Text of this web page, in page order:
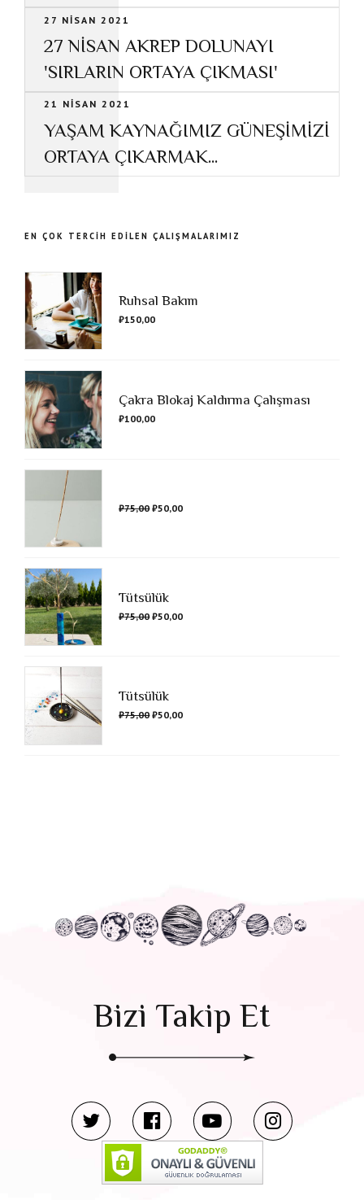
27 NISAN 2021
27 NİSAN AKREP DOLUNAYI
'SIRLARIN ORTAYA ÇIKMASI'
21 NISAN 2021
YAŞAM KAYNAĞIMIZ GÜNEŞİMİZİ
ORTAYA ÇIKARMAK...
EN ÇOK TERCİH EDİLEN ÇALIŞMALARIMIZ
Ruhsal Bakım
₺150,00
Çakra Blokaj Kaldırma Çalışması
₺100,00
₺75,00 ₺50,00
Tütsülük
₺75,00 ₺50,00
Tütsülük
₺75,00 ₺50,00
Bizi Takip Et